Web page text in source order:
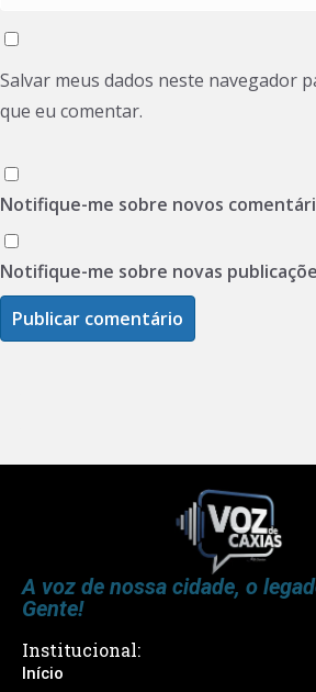
Salvar meus dados neste navegador
que eu comentar.
Notifique-me sobre novos
Notifique-me sobre novas
A voz de nossa cidade, o
Gente!
Institucional:
Início